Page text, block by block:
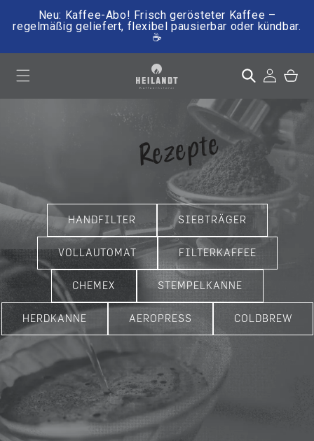
zum Inhalt Einloggen
Warenkorb
Kategorie:
Rezepte
HANDFILTER SIEBTRÄGER
VOLLAUTOMAT FILTERKAFFEE
CHEMEX STEMPELKANNE
HERDKANNE AEROPRESS COLDBREW
Neu: Kaffee-Abo! Frisch gerösteter Kaffee –
regelmäßig geliefert, flexibel pausierbar oder kündbar.
☕